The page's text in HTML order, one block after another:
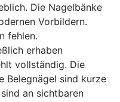
Die Nagelbänke
Vorbildern.
fehlen.
erhaben
vollständig. Die
Belegnägel sind kurze
an sichtbaren